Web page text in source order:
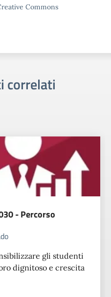
Commons
correlati
- Percorso
gli studenti
dignitoso e crescita